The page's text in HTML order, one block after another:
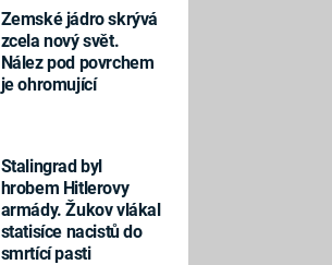
Zemské jádro skrývá
zcela nový svět.
Nález pod povrchem
je ohromující
Stalingrad byl
hrobem Hitlerovy
armády. Žukov vlákal
statisíce nacistů do
smrtící pasti